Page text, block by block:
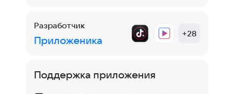
Разработчик
Приложеника
+28
Поддержка приложения